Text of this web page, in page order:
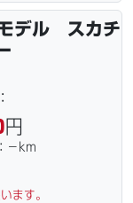
！（離島の場合は
ｅｂローン・カー
まで、お気軽にお
す。
デル スカチ
：
円
－km
ます。